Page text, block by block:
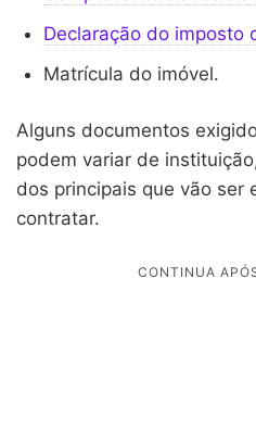
Declaração do imposto
Matrícula do imóvel.
Alguns documentos
podem variar de
dos principais que vão ser
contratar.